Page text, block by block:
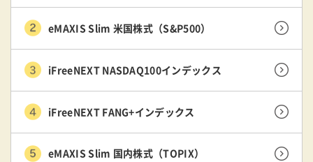
eMAXIS Slim 米国株式（S&P500）
iFreeNEXT NASDAQ100インデックス
iFreeNEXT FANG+インデックス
eMAXIS Slim 国内株式（TOPIX）